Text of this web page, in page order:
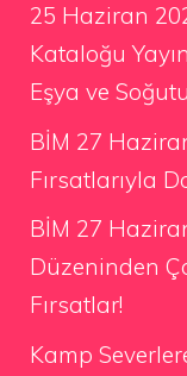
25 Haziran
Kataloğu
Eşya ve
BİM 27
Fırsatlarıyla
BİM 27
Düzeninden
Fırsatlar!
Kamp